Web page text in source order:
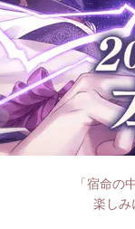
「宿命の
楽しみ